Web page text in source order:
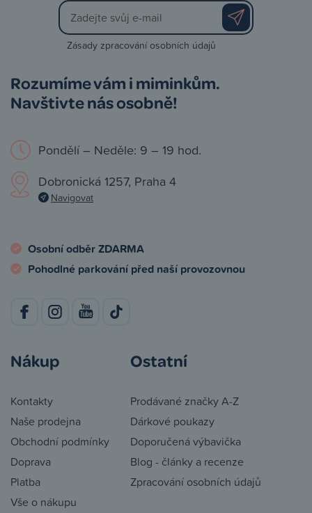
Zásady zpracování osobních údajů
Rozumíme vám i miminkům.
Navštivte nás osobně!
Pondělí – Neděle: 9 – 19 hod.
Dobronická 1257, Praha 4
Navigovat
Osobní odběr ZDARMA
Pohodlné parkování před naší provozovnou
Nákup
Kontakty
Naše prodejna
Obchodní podmínky
Doprava
Platba
Vše o nákupu
Ostatní
Prodávané značky A-Z
Dárkové poukazy
Doporučená výbavička
Blog - články a recenze
Zpracování osobních údajů